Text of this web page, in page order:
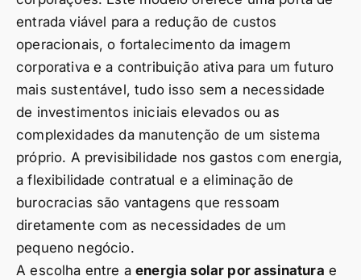
entrada viável para a redução de custos
operacionais, o fortalecimento da imagem
corporativa e a contribuição ativa para um futuro
mais sustentável, tudo isso sem a necessidade
de investimentos iniciais elevados ou as
complexidades da manutenção de um sistema
próprio. A previsibilidade nos gastos com energia,
a flexibilidade contratual e a eliminação de
burocracias são vantagens que ressoam
diretamente com as necessidades de um
pequeno negócio.
A escolha entre aenergia solar por assinatura e